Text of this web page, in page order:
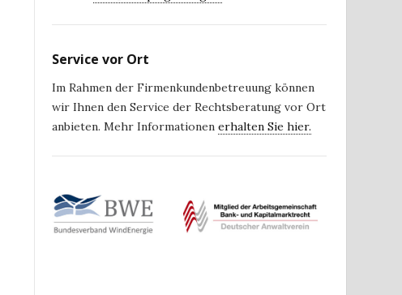
Service vor Ort
Im Rahmen der Firmenkundenbetreuung können
wir Ihnen den Service der Rechtsberatung vor Ort
anbieten. Mehr Informationen erhalten Sie hier.